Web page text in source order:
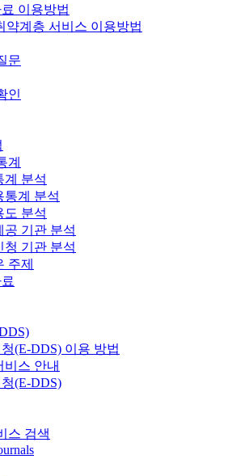
이용방법
약계층 서비스 이용방법
문
인
계
계 분석
통계 분석
도 분석
공 기관 분석
청 기관 분석
주제
(E-DDS) 이용 방법
비스 안내
(E-DDS)
스 검색